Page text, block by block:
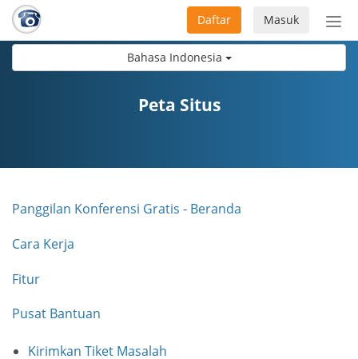
Bahasa Indonesia
Masuk
Daftar
Peta Situs
Panggilan Konferensi Gratis - Beranda
Cara Kerja
Fitur
Pusat Bantuan
Kirimkan Tiket Masalah